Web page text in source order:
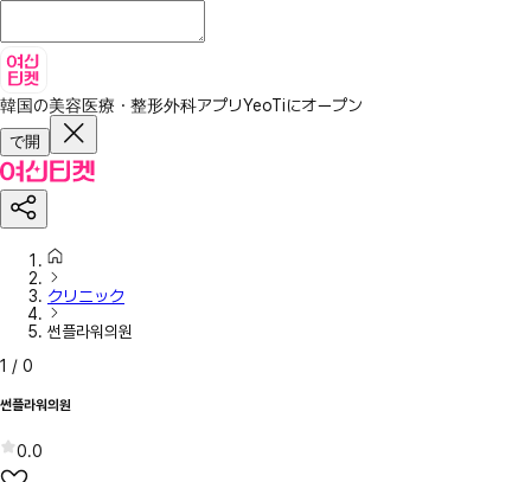
韓国の美容医療・整形外科アプリYeoTiにオープン
で開
クリニック
썬플라워의원
1 / 0
썬플라워의원
0.0